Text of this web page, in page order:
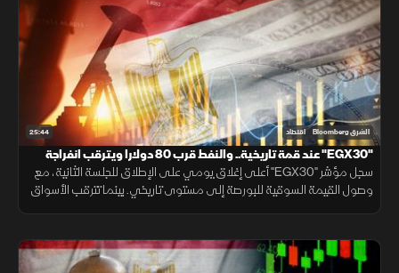
25:44 الشرق Bloomberg اقتصاد
"EGX30" عند قمة تاريخية.. والنفط قرب 80 دولارا ويترقب انفراجة
"هرمز"
سجل مؤشر "EGX30" أعلى إغلاق يومي على الإطلاق للجلسة الثانية، مع
وصول القيمة السوقية للبورصة إلى مستوى تاريخي. بينما تترقب الأسواق